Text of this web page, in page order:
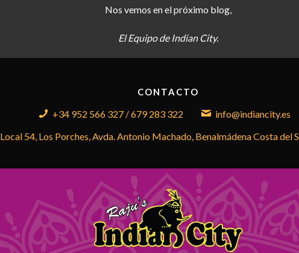
Nos vemos en el próximo blog,
El Equipo de Indian City.
CONTACTO
+34 952 566 327 / 679 283 322
info@indiancity.es
Local 54, Los Porches, Avda. Antonio Machado, Benalmádena Costa del